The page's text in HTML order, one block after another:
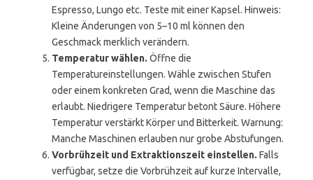
Espresso, Lungo etc. Teste mit einer Kapsel. Hinweis:
Kleine Änderungen von 5–10 ml können den
Geschmack merklich verändern.
Temperatur wählen. Öffne die
Temperatureinstellungen. Wähle zwischen Stufen
oder einem konkreten Grad, wenn die Maschine das
erlaubt. Niedrigere Temperatur betont Säure. Höhere
Temperatur verstärkt Körper und Bitterkeit. Warnung:
Manche Maschinen erlauben nur grobe Abstufungen.
Vorbrühzeit und Extraktionszeit einstellen. Falls
verfügbar, setze die Vorbrühzeit auf kurze Intervalle,